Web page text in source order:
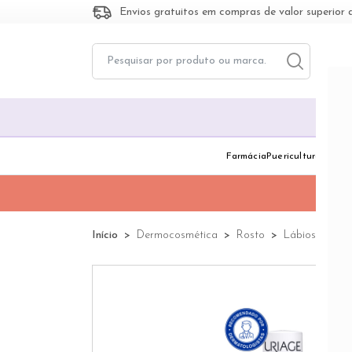
Envios gratuitos em compras de valor
FarmáciaToggle
Puericultura
Início Dermocosmética Rosto Lábios e Olhos